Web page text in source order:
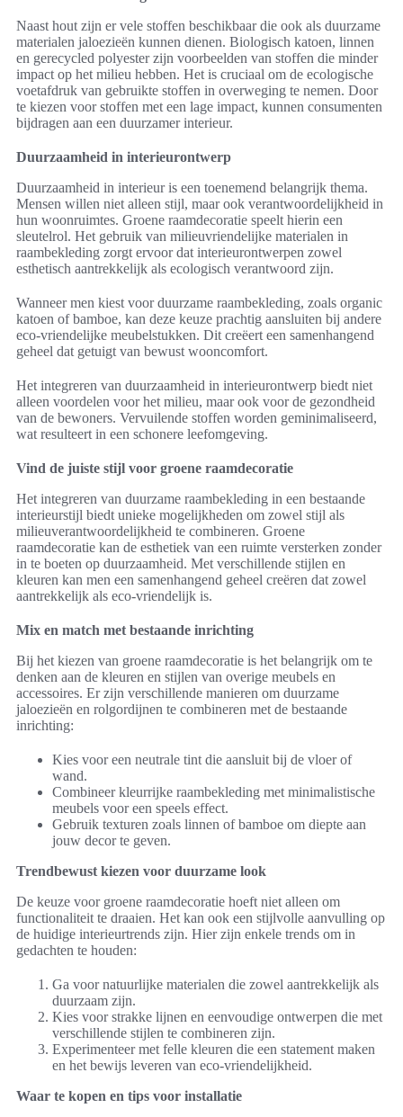
Naast hout zijn er vele stoffen beschikbaar die ook als duurzame
materialen jaloezieën kunnen dienen. Biologisch katoen, linnen
en gerecycled polyester zijn voorbeelden van stoffen die minder
impact op het milieu hebben. Het is cruciaal om de ecologische
voetafdruk van gebruikte stoffen in overweging te nemen. Door
te kiezen voor stoffen met een lage impact, kunnen consumenten
bijdragen aan een duurzamer interieur.
Duurzaamheid in interieurontwerp
Duurzaamheid in interieur is een toenemend belangrijk thema.
Mensen willen niet alleen stijl, maar ook verantwoordelijkheid in
hun woonruimtes. Groene raamdecoratie speelt hierin een
sleutelrol. Het gebruik van milieuvriendelijke materialen in
raambekleding zorgt ervoor dat interieurontwerpen zowel
esthetisch aantrekkelijk als ecologisch verantwoord zijn.
Wanneer men kiest voor duurzame raambekleding, zoals organic
katoen of bamboe, kan deze keuze prachtig aansluiten bij andere
eco-vriendelijke meubelstukken. Dit creëert een samenhangend
geheel dat getuigt van bewust wooncomfort.
Het integreren van duurzaamheid in interieurontwerp biedt niet
alleen voordelen voor het milieu, maar ook voor de gezondheid
van de bewoners. Vervuilende stoffen worden geminimaliseerd,
wat resulteert in een schonere leefomgeving.
Vind de juiste stijl voor groene raamdecoratie
Het integreren van duurzame raambekleding in een bestaande
interieurstijl biedt unieke mogelijkheden om zowel stijl als
milieuverantwoordelijkheid te combineren. Groene
raamdecoratie kan de esthetiek van een ruimte versterken zonder
in te boeten op duurzaamheid. Met verschillende stijlen en
kleuren kan men een samenhangend geheel creëren dat zowel
aantrekkelijk als eco-vriendelijk is.
Mix en match met bestaande inrichting
Bij het kiezen van groene raamdecoratie is het belangrijk om te
denken aan de kleuren en stijlen van overige meubels en
accessoires. Er zijn verschillende manieren om duurzame
jaloezieën en rolgordijnen te combineren met de bestaande
inrichting:
Kies voor een neutrale tint die aansluit bij de vloer of
wand.
Combineer kleurrijke raambekleding met minimalistische
meubels voor een speels effect.
Gebruik texturen zoals linnen of bamboe om diepte aan
jouw decor te geven.
Trendbewust kiezen voor duurzame look
De keuze voor groene raamdecoratie hoeft niet alleen om
functionaliteit te draaien. Het kan ook een stijlvolle aanvulling op
de huidige interieurtrends zijn. Hier zijn enkele trends om in
gedachten te houden:
Ga voor natuurlijke materialen die zowel aantrekkelijk als
duurzaam zijn.
Kies voor strakke lijnen en eenvoudige ontwerpen die met
verschillende stijlen te combineren zijn.
Experimenteer met felle kleuren die een statement maken
en het bewijs leveren van eco-vriendelijkheid.
Waar te kopen en tips voor installatie